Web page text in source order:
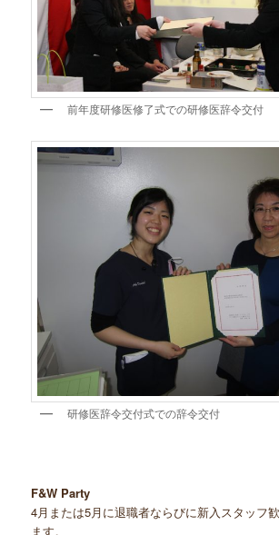
前年度研修医修了式での研修医辞令交付
研修医辞令交付式での辞令交付
F&W Party
4月または5月に退職者ならびに新入スタッフ
ます。